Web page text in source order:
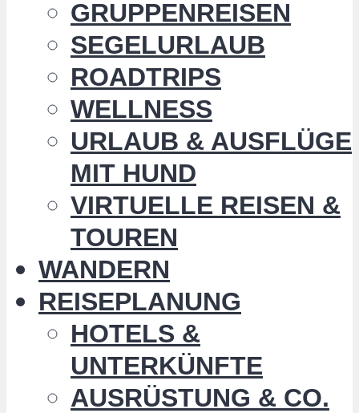
GRUPPENREISEN
SEGELURLAUB
ROADTRIPS
WELLNESS
URLAUB & AUSFLÜGE
MIT HUND
VIRTUELLE REISEN &
TOUREN
WANDERN
REISEPLANUNG
HOTELS &
UNTERKÜNFTE
AUSRÜSTUNG & CO.